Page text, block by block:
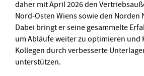
daher mit April 2026 den
Nord-Osten Wiens sowie den Norden
Dabei bringt er seine gesammelte
um Abläufe weiter zu optimieren und
Kollegen durch verbesserte
unterstützen.